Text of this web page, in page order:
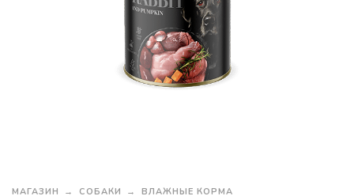
МАГАЗИН СОБАКИ ВЛАЖНЫЕ КОРМА